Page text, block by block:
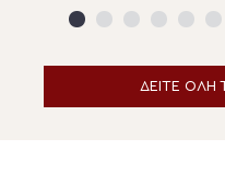
Σωτήρος στα Καλύβια
ΔΕΙΤΕ ΟΛΗ